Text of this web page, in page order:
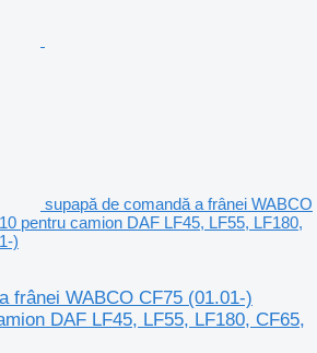
supapă de comandă a frânei WABCO
pentru camion DAF LF45, LF55, LF180,
)
frânei WABCO CF75 (01.01-)
DAF LF45, LF55, LF180, CF65,